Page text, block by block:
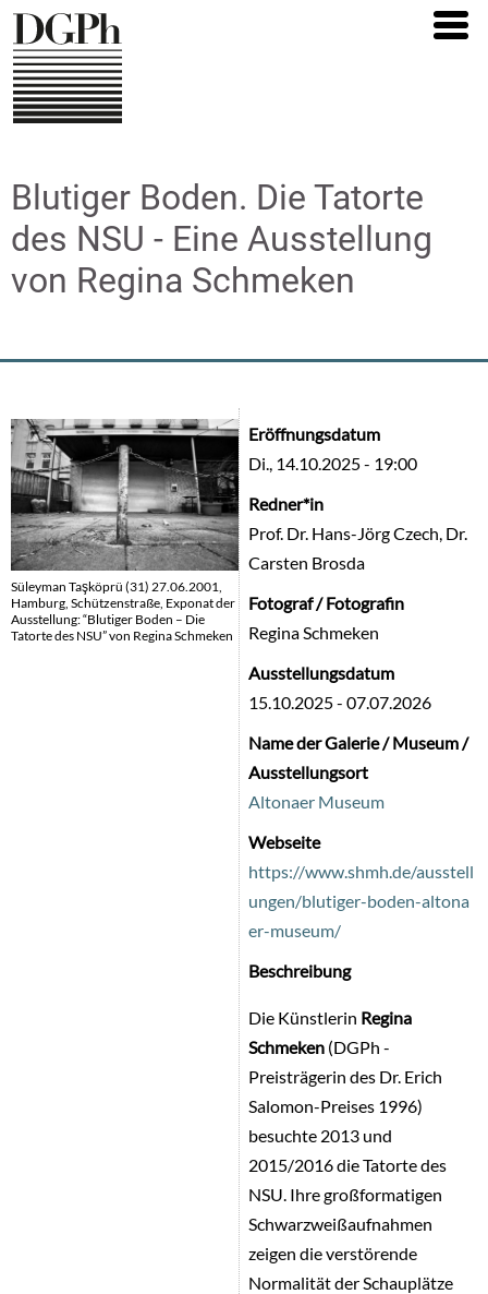
Direkt
zum
Inhalt
Blutiger Boden. Die Tatorte
des NSU - Eine Ausstellung
von Regina Schmeken
Süleyman Taşköprü (31) 27.06.2001,
Hamburg, Schützenstraße, Exponat der
Ausstellung: “Blutiger Boden – Die
Tatorte des NSU” von Regina Schmeken
Eröffnungsdatum
Di., 14.10.2025 - 19:00
Redner*in
Prof. Dr. Hans-Jörg Czech, Dr.
Carsten Brosda
Fotograf / Fotografin
Regina Schmeken
Ausstellungsdatum
15.10.2025-07.07.2026
Name der Galerie / Museum /
Ausstellungsort
Altonaer Museum
Webseite
https://www.shmh.de/ausstell
ungen/blutiger-boden-altona
er-museum/
Beschreibung
Die Künstlerin Regina
Schmeken (DGPh -
Preisträgerin des Dr. Erich
Salomon-Preises 1996)
besuchte 2013 und
2015/2016 die Tatorte des
NSU. Ihre großformatigen
Schwarzweißaufnahmen
zeigen die verstörende
Normalität der Schauplätze